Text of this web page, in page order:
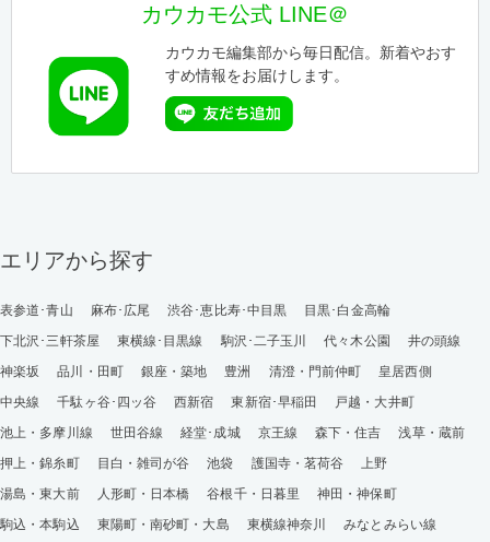
カウカモ公式 LINE＠
カウカモ編集部から毎日配信。新着やおす
すめ情報をお届けします。
エリアから探す
表参道･青山 麻布･広尾 渋谷･恵比寿･中目黒
目黒･白金高輪
下北沢･三軒茶屋
東横線･目黒線 駒沢･二子玉川 代々木公園
井の頭線
神楽坂
品川・田町 銀座・築地 豊洲 清澄・門前仲町
皇居西側
中央線
千駄ヶ谷･四ッ谷 西新宿 東新宿･早稲田
戸越・大井町
池上・多摩川線
世田谷線 経堂･成城 京王線 森下・住吉
浅草・蔵前
押上・錦糸町
目白・雑司が谷 池袋 護国寺・茗荷谷
上野
湯島・東大前
人形町・日本橋 谷根千・日暮里
神田・神保町
駒込・本駒込
東陽町・南砂町・大島 東横線神奈川
みなとみらい線